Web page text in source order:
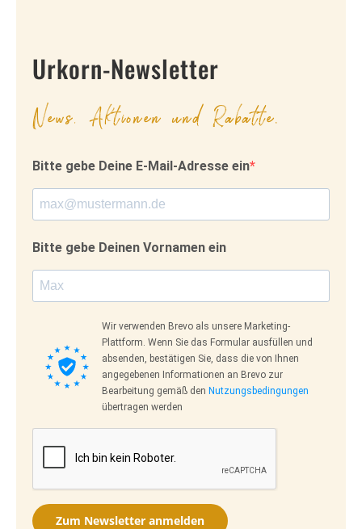
Urkorn-Newsletter
News, Aktionen und Rabatte.
Bitte gebe Deine E-Mail-Adresse ein
Bitte gebe Deinen Vornamen ein
Wir verwenden Brevo als unsere Marketing-
Plattform. Wenn Sie das Formular ausfüllen und
absenden, bestätigen Sie, dass die von Ihnen
angegebenen Informationen an Brevo zur
Bearbeitung gemäß den Nutzungsbedingungen
übertragen werden
Zum Newsletter anmelden